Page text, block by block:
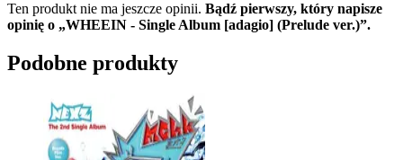
Ten produkt nie ma jeszcze opinii. Bądź pierwszy, który napisze
opinię o „WHEEIN - Single Album [adagio] (Prelude ver.)”.
Podobne produkty